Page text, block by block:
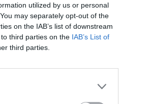
utilized by us or personal
may separately opt-out of the
on the IAB’s list of downstream
third parties on the IAB’s List of
third parties.
Gallerie Fotografiche